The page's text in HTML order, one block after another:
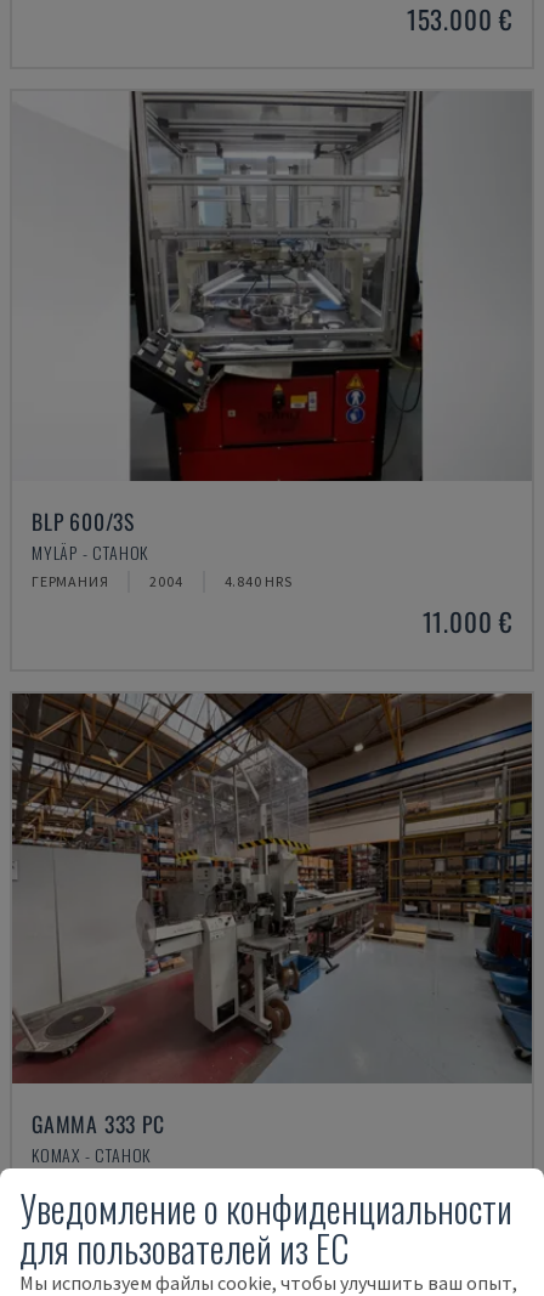
153.000 €
BLP 600/3S
MYLÄP - СТАНОК
ГЕРМАНИЯ 2004 4.840 HRS
11.000 €
GAMMA 333 PC
KOMAX - СТАНОК
15.000 €
Уведомление о конфиденциальности
для пользователей из ЕС
Мы используем файлы cookie, чтобы улучшить ваш опыт,